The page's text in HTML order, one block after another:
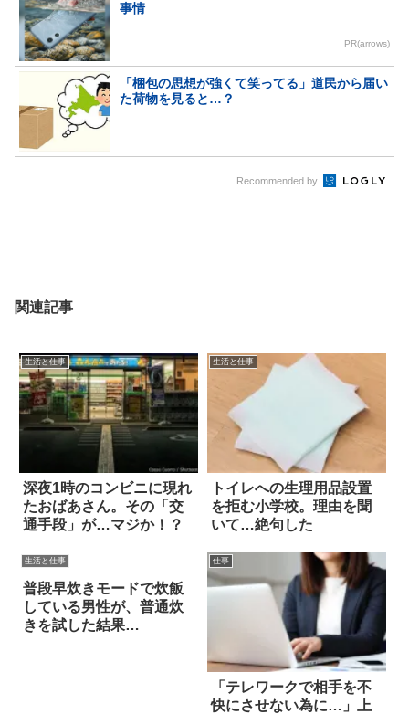
事情
PR(arrows)
「梱包の思想が強くて笑ってる」道民から届い
た荷物を見ると…？
Recommended by
関連記事
生活と仕事
深夜1時のコンビニに現れ
たおばあさん。その「交
通手段」が…マジか！？
生活と仕事
トイレへの生理用品設置
を拒む小学校。理由を聞
いて…絶句した
生活と仕事
普段早炊きモードで炊飯
している男性が、普通炊
きを試した結果…
仕事
「テレワークで相手を不
快にさせない為に…」上